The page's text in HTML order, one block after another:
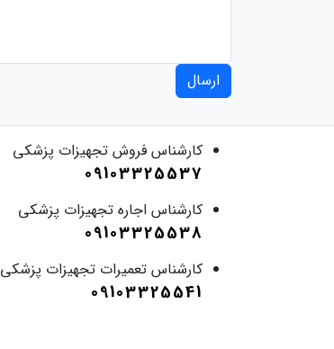
ارسال
کارشناس فروش تجهیزات پزشکی
09103325537
کارشناس اجاره تجهیزات پزشکی
09103325538
کارشناس تعمیرات تجهیزات پزشکی
09103325541